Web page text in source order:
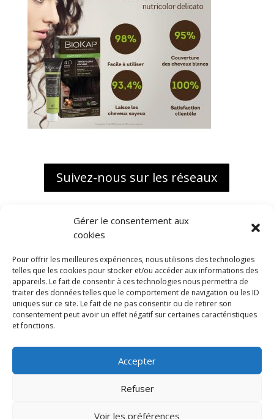
Gérer le consentement aux
cookies
Pour offrir les meilleures expériences, nous utilisons des technologies
telles que les cookies pour stocker et/ou accéder aux informations des
appareils. Le fait de consentir à ces technologies nous permettra de
traiter des données telles que le comportement de navigation ou les ID
uniques sur ce site. Le fait de ne pas consentir ou de retirer son
consentement peut avoir un effet négatif sur certaines caractéristiques
et fonctions.
Accepter
Refuser
Voir les préférences
Suivez-nous sur les réseaux
Biokap, une marque distribuée
en exclusivité France par
1988 Route de l’Almanarre